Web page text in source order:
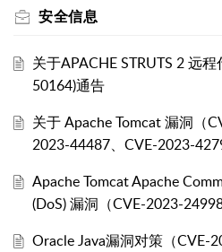
安全信息
关于APACHE STRUTS 2 远
50164)通告
关于 Apache Tomcat 漏洞（
2023-44487、CVE-2023-
Apache Tomcat Apache
(DoS) 漏洞（CVE-2023-24998
Oracle Java漏洞对策（CVE-